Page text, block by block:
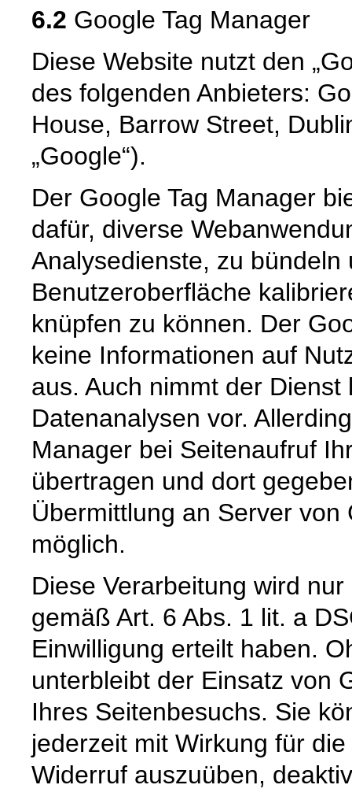
6.2 Google Tag Manager
Diese Website nutzt den
des folgenden Anbieters:
House, Barrow Street,
„Google“).
Der Google Tag Manager
dafür, diverse
Analysedienste, zu
Benutzeroberfläche
knüpfen zu können. Der
keine Informationen auf
aus. Auch nimmt der
Datenanalysen vor.
Manager bei Seitenaufruf
übertragen und dort
Übermittlung an Server
möglich.
Diese Verarbeitung wird
gemäß Art. 6 Abs. 1 lit. a
Einwilligung erteilt haben.
unterbleibt der Einsatz von
Ihres Seitenbesuchs. Sie
jederzeit mit Wirkung für
Widerruf auszuüben,